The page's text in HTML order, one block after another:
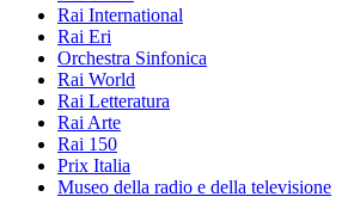
Rai International
Rai Eri
Orchestra Sinfonica
Rai World
Rai Letteratura
Rai Arte
Rai 150
Prix Italia
Museo della radio e della televisione